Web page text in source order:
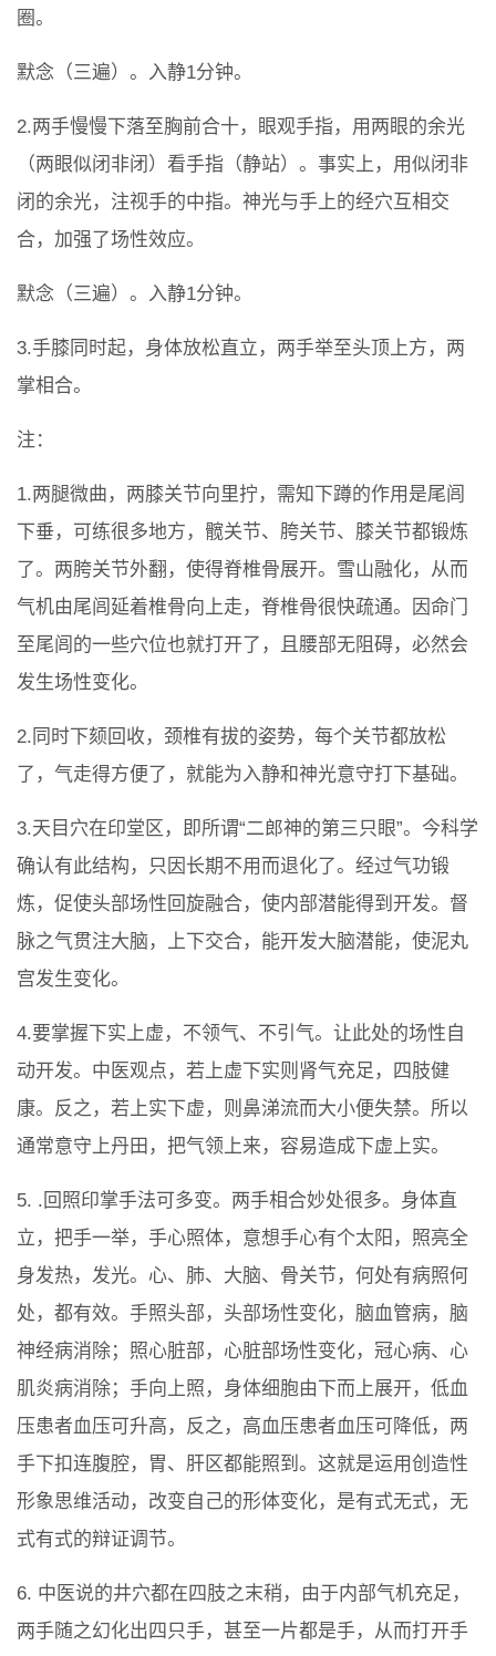
圈。
默念（三遍）。入静1分钟。
2.两手慢慢下落至胸前合十，眼观手指，用两眼的余光
（两眼似闭非闭）看手指（静站）。事实上，用似闭非
闭的余光，注视手的中指。神光与手上的经穴互相交
合，加强了场性效应。
默念（三遍）。入静1分钟。
3.手膝同时起，身体放松直立，两手举至头顶上方，两
掌相合。
注：
1.两腿微曲，两膝关节向里拧，需知下蹲的作用是尾闾
下垂，可练很多地方，髋关节、胯关节、膝关节都锻炼
了。两胯关节外翻，使得脊椎骨展开。雪山融化，从而
气机由尾闾延着椎骨向上走，脊椎骨很快疏通。因命门
至尾闾的一些穴位也就打开了，且腰部无阻碍，必然会
发生场性变化。
2.同时下颏回收，颈椎有拔的姿势，每个关节都放松
了，气走得方便了，就能为入静和神光意守打下基础。
3.天目穴在印堂区，即所谓“二郎神的第三只眼”。今科学
确认有此结构，只因长期不用而退化了。经过气功锻
炼，促使头部场性回旋融合，使内部潜能得到开发。督
脉之气贯注大脑，上下交合，能开发大脑潜能，使泥丸
宫发生变化。
4.要掌握下实上虚，不领气、不引气。让此处的场性自
动开发。中医观点，若上虚下实则肾气充足，四肢健
康。反之，若上实下虚，则鼻涕流而大小便失禁。所以
通常意守上丹田，把气领上来，容易造成下虚上实。
5. .回照印掌手法可多变。两手相合妙处很多。身体直
立，把手一举，手心照体，意想手心有个太阳，照亮全
身发热，发光。心、肺、大脑、骨关节，何处有病照何
处，都有效。手照头部，头部场性变化，脑血管病，脑
神经病消除；照心脏部，心脏部场性变化，冠心病、心
肌炎病消除；手向上照，身体细胞由下而上展开，低血
压患者血压可升高，反之，高血压患者血压可降低，两
手下扣连腹腔，胃、肝区都能照到。这就是运用创造性
形象思维活动，改变自己的形体变化，是有式无式，无
式有式的辩证调节。
6. 中医说的井穴都在四肢之末稍，由于内部气机充足，
两手随之幻化出四只手，甚至一片都是手，从而打开手